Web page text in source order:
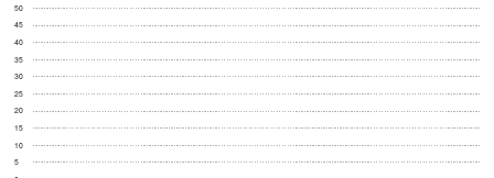
5
10
15
20
25
30
35
40
45
50